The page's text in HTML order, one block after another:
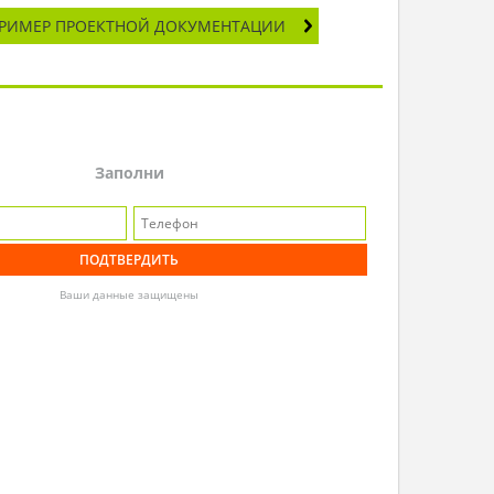
ПРОЕКТНОЙ ДОКУМЕНТАЦИИ
Заполни
Ваши данные защищены